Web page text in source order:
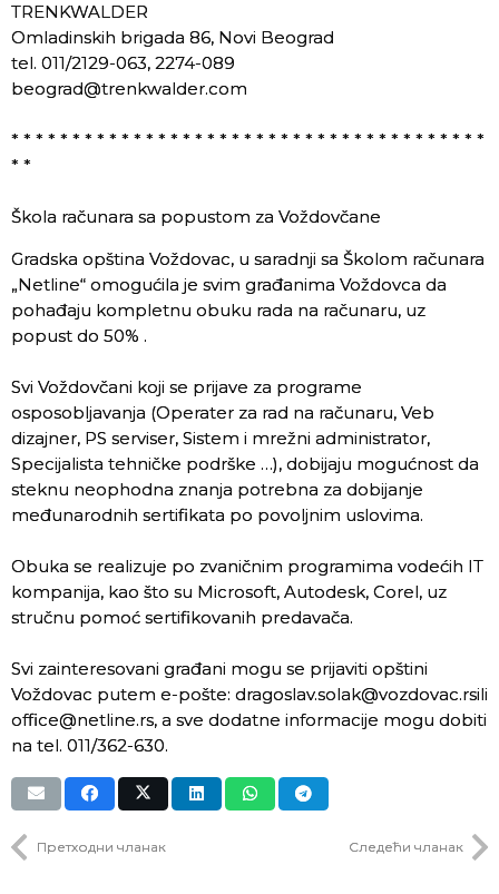
TRENKWALDER
Omladinskih brigada 86, Novi Beograd
tel. 011/2129-063, 2274-089
beograd@trenkwalder.com
* * * * * * * * * * * * * * * * * * * * * * * * * * * * * * * * * * * * * * *
* *
Škola računara sa popustom za Voždovčane
Gradska opština Voždovac, u saradnji sa Školom računara
„Netline“ omogućila je svim građanima Voždovca da
pohađaju kompletnu obuku rada na računaru, uz
popust do 50% .
Svi Voždovčani koji se prijave za programe
osposobljavanja (Operater za rad na računaru, Veb
dizajner, PS serviser, Sistem i mrežni administrator,
Specijalista tehničke podrške …), dobijaju mogućnost da
steknu neophodna znanja potrebna za dobijanje
međunarodnih sertifikata po povoljnim uslovima.
Obuka se realizuje po zvaničnim programima vodećih IT
kompanija, kao što su Microsoft, Autodesk, Corel, uz
stručnu pomoć sertifikovanih predavača.
Svi zainteresovani građani mogu se prijaviti opštini
Voždovac putem e-pošte: dragoslav.solak@vozdovac.rsili
office@netline.rs, a sve dodatne informacije mogu dobiti
na tel. 011/362-630.
Претходни чланак Следећи чланак